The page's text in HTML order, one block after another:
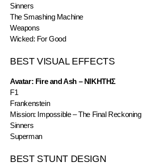
Sinners
The Smashing Machine
Weapons
Wicked: For Good
BEST VISUAL EFFECTS
Avatar: Fire and Ash – ΝΙΚΗΤΗΣ
F1
Frankenstein
Mission: Impossible – The Final Reckoning
Sinners
Superman
BEST STUNT DESIGN